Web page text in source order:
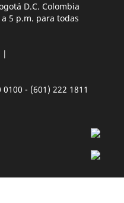
D.C. Colombia
5 p.m. para todas
|
- (601) 222 1811